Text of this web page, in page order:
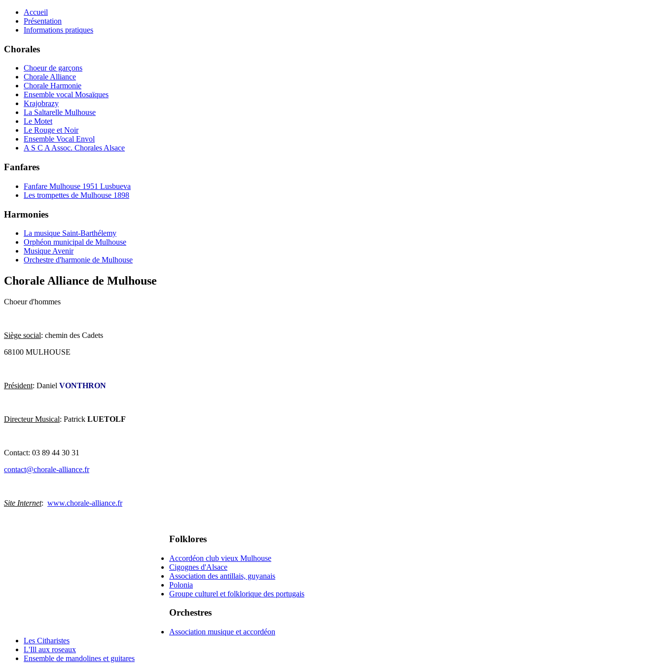
Accueil
Présentation
Informations pratiques
Chorales
Choeur de garçons
Chorale Alliance
Chorale Harmonie
Ensemble vocal Mosaïques
Krajobrazy
La Saltarelle Mulhouse
Le Motet
Le Rouge et Noir
Ensemble Vocal Envol
A S C A Assoc. Chorales Alsace
Fanfares
Fanfare Mulhouse 1951 Lusbueva
Les trompettes de Mulhouse 1898
Harmonies
La musique Saint-Barthélemy
Orphéon municipal de Mulhouse
Musique Avenir
Orchestre d'harmonie de Mulhouse
Chorale Alliance de Mulhouse
Choeur d'hommes
Siège social: chemin des Cadets
68100 MULHOUSE
Président: Daniel VONTHRON
Directeur Musical: Patrick LUETOLF
Contact: 03 89 44 30 31
contact@chorale-alliance.fr
Site Internet: www.chorale-alliance.fr
Folklores
Accordéon club vieux Mulhouse
Cigognes d'Alsace
Association des antillais, guyanais
Polonia
Groupe culturel et folklorique des portugais
Orchestres
Association musique et accordéon
Les Citharistes
L'Ill aux roseaux
Ensemble de mandolines et guitares